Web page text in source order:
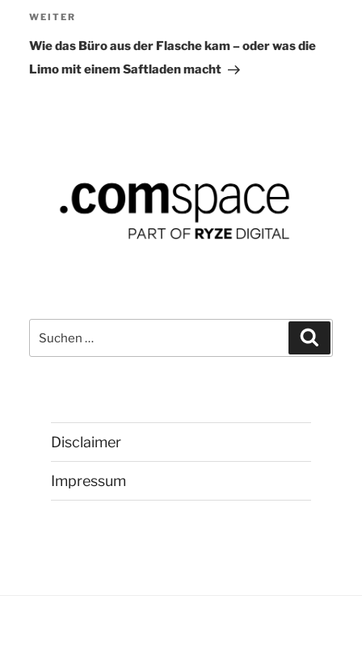
Nächster
Beitrag
WEITER
Wie das Büro aus der Flasche kam – oder was die
Limo mit einem Saftladen macht
Suchen
nach:
Disclaimer
Impressum